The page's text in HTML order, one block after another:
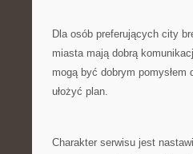
Dla osób preferujących city
miasta mają dobrą
mogą być dobrym
ułożyć plan.
Charakter serwisu jest